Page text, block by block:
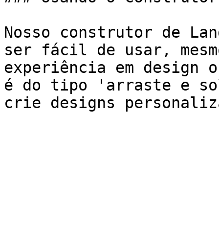
Nosso construtor de
ser fácil de usar,
experiência em design
é do tipo 'arraste e